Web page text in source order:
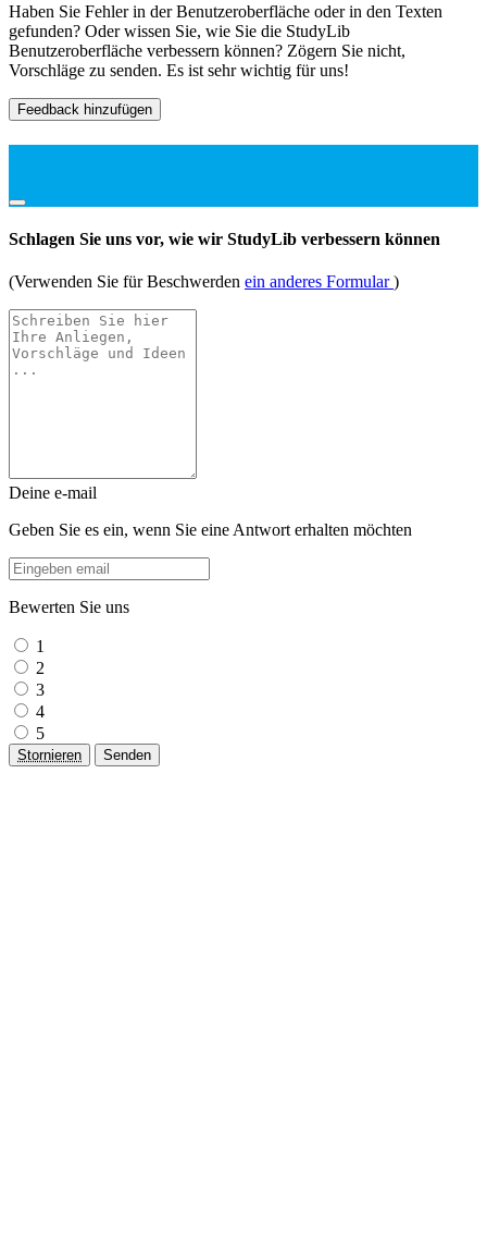
Haben Sie Fehler in der Benutzeroberfläche oder in den Texten
gefunden? Oder wissen Sie, wie Sie die StudyLib
Benutzeroberfläche verbessern können? Zögern Sie nicht,
Vorschläge zu senden. Es ist sehr wichtig für uns!
Feedback hinzufügen
Schlagen Sie uns vor, wie wir StudyLib verbessern können
(Verwenden Sie für Beschwerden ein anderes Formular)
Deine e-mail
Geben Sie es ein, wenn Sie eine Antwort erhalten möchten
Bewerten Sie uns
1
2
3
4
5
Stornieren Senden